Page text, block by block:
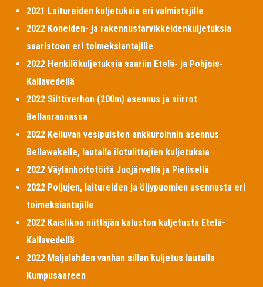
2021 Laitureiden kuljetuksia eri valmistajille
2022 Koneiden- ja rakennustarvikkeidenkuljetuksia
saaristoon eri toimeksiantajille
2022 Henkilökuljetuksia saariin Etelä- ja Pohjois-
Kallavedellä
2022 Silttiverhon (200m) asennus ja siirrot
Bellanrannassa
2022 Kelluvan vesipuiston ankkuroinnin asennus
Bellawakelle, lautalla ilotulittajien kuljetuksia
2022 Väylänhoitotöitä Juojärvellä ja Pielisellä
2022 Poijujen, laitureiden ja öljypuomien asennusta eri
toimeksiantajille
2022 Kaislikon niittäjän kaluston kuljetusta Etelä-
Kallavedellä
2022 Maljalahden vanhan sillan kuljetus lautalla
Kumpusaareen